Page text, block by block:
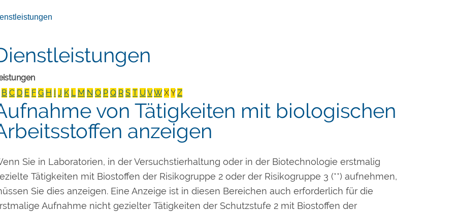
B C D E F G H I J K L M N O P Q R S T U VW XY Z
von Tätigkeiten mit biologischen
anzeigen
Sie in Laboratorien, in der Versuchstierhaltung oder in der Biotechnologie erstmalig
Tätigkeiten mit Biostoffen der Risikogruppe 2 oder der Risikogruppe 3 (**) aufnehmen,
Sie dies anzeigen. Eine Anzeige ist in diesen Bereichen auch erforderlich für die
Aufnahme nicht gezielter Tätigkeiten der Schutzstufe 2 mit Biostoffen der